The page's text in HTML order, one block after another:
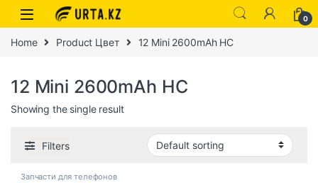
0
Home Product Цвет 12 Mini 2600mAh HC
12 Mini 2600mAh HC
Showing the single result
Filters
Запчасти для телефонов